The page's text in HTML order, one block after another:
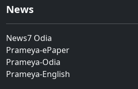
News
News7 Odia
Prameya-ePaper
Prameya-Odia
Prameya-English